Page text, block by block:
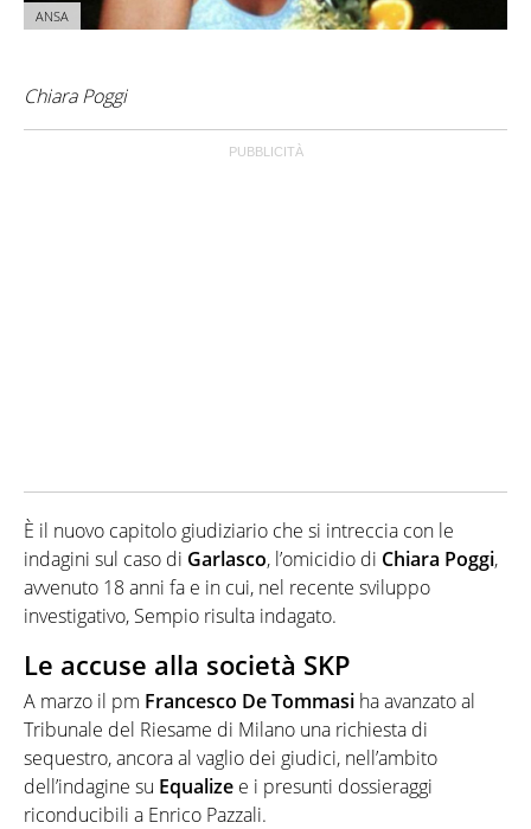
ANSA
Chiara Poggi
È il nuovo capitolo giudiziario che si intreccia con le
indagini sul caso di Garlasco, l’omicidio di Chiara Poggi,
avvenuto 18 anni fa e in cui, nel recente sviluppo
investigativo, Sempio risulta indagato.
Le accuse alla società SKP
A marzo il pm Francesco De Tommasi ha avanzato al
Tribunale del Riesame di Milano una richiesta di
sequestro, ancora al vaglio dei giudici, nell’ambito
dell’indagine su Equalize e i presunti dossieraggi
riconducibili a Enrico Pazzali.